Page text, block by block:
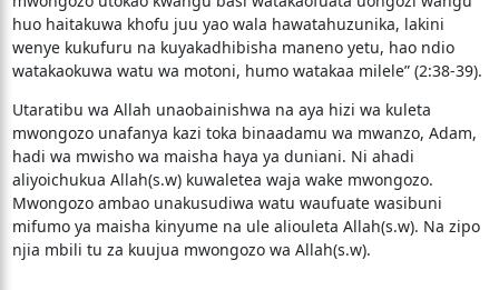
huo haitakuwa khofu juu yao wala hawatahuzunika, lakini
wenye kukufuru na kuyakadhibisha maneno yetu, hao ndio
watakaokuwa watu wa motoni, humo watakaa milele” (2:38-39).
Utaratibu wa Allah unaobainishwa na aya hizi wa kuleta
mwongozo unafanya kazi toka binaadamu wa mwanzo, Adam,
hadi wa mwisho wa maisha haya ya duniani. Ni ahadi
aliyoichukua Allah(s.w) kuwaletea waja wake mwongozo.
Mwongozo ambao unakusudiwa watu waufuate wasibuni
mifumo ya maisha kinyume na ule aliouleta Allah(s.w). Na zipo
njia mbili tu za kuujua mwongozo wa Allah(s.w).